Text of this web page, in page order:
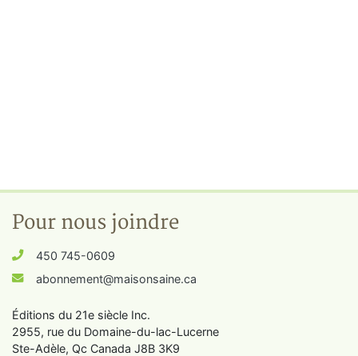
Pour nous joindre
450 745-0609
abonnement@maisonsaine.ca
Éditions du 21e siècle Inc.
2955, rue du Domaine-du-lac-Lucerne
Ste-Adèle, Qc Canada J8B 3K9